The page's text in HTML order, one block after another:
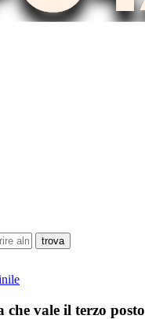
vale il terzo posto